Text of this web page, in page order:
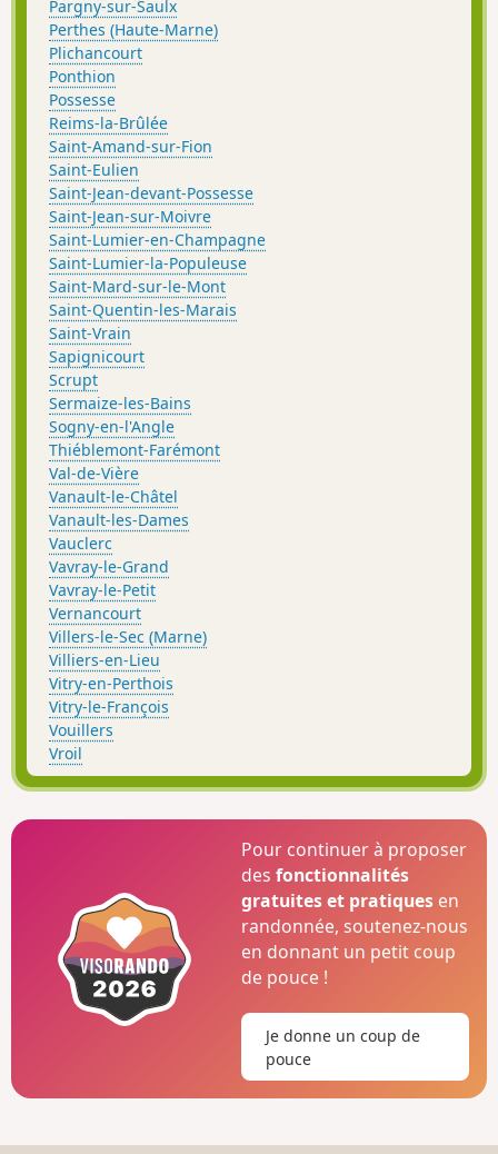
Pargny-sur-Saulx
Perthes (Haute-Marne)
Plichancourt
Ponthion
Possesse
Reims-la-Brûlée
Saint-Amand-sur-Fion
Saint-Eulien
Saint-Jean-devant-Possesse
Saint-Jean-sur-Moivre
Saint-Lumier-en-Champagne
Saint-Lumier-la-Populeuse
Saint-Mard-sur-le-Mont
Saint-Quentin-les-Marais
Saint-Vrain
Sapignicourt
Scrupt
Sermaize-les-Bains
Sogny-en-l'Angle
Thiéblemont-Farémont
Val-de-Vière
Vanault-le-Châtel
Vanault-les-Dames
Vauclerc
Vavray-le-Grand
Vavray-le-Petit
Vernancourt
Villers-le-Sec (Marne)
Villiers-en-Lieu
Vitry-en-Perthois
Vitry-le-François
Vouillers
Vroil
Pour continuer à proposer
desfonctionnalités
gratuites et pratiques en
randonnée, soutenez-nous
en donnant un petit coup
de pouce !
Je donne un coup de
pouce